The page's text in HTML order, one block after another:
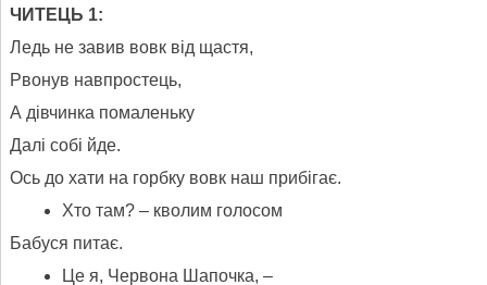
ЧИТЕЦЬ 1:
Ледь не завив вовк від щастя,
Рвонув навпростець,
А дівчинка помаленьку
Далі собі йде.
Ось до хати на горбку вовк наш прибігає.
Хто там? – кволим голосом
Бабуся питає.
Це я, Червона Шапочка, –